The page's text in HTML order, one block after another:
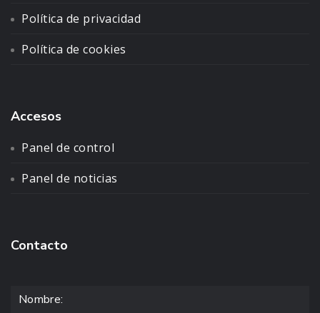
Política de privacidad
Política de cookies
Accesos
Panel de control
Panel de noticias
Contacto